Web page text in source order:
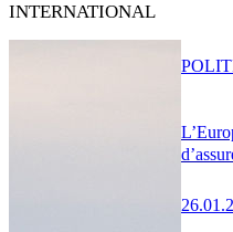
INTERNATIONAL